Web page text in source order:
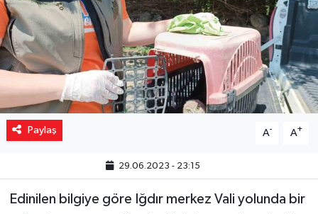
Paylaş A- A+
29.06.2023 - 23:15
Edinilen bilgiye göre Iğdır merkez Vali yolunda bir
Resmi ilanlar